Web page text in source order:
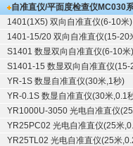
自准直仪/平面度检查仪MC030
1401(1X5) 双向自准直仪(6-10米)
1401-15/20 双向自准直仪(15-20
S1401 数显双向自准直仪(6-10米)
S1401-15 数显双向自准直仪(15-
YR-1S 数显自准直仪(30米,1秒)
YR-0.1S 数显自准直仪(30米,0.1
YR1000U-3050 光电自准直仪
YR25PC02 光电自准直仪(25米
YR25TL02 光电自准直仪(25米